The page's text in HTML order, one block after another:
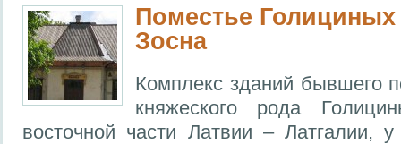
Поместье Голициных
Зосна
Комплекс зданий бывшего
княжеского рода
восточной части Латвии – Латгалии,